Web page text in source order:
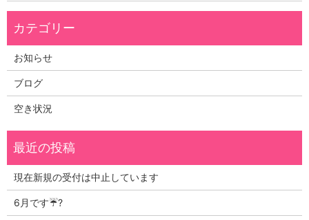
お知らせ
ブログ
空き状況
現在新規の受付は中止しています
6月です☔?